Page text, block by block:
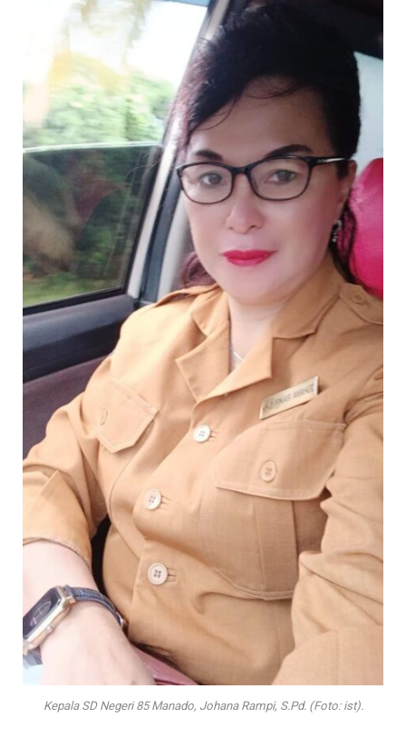
Kepala SD Negeri 85 Manado, Johana Rampi, S.Pd. (Foto: ist).